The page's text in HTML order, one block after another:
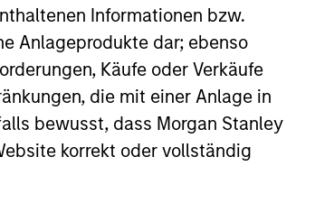
Informationen bzw.
Anlageprodukte dar; ebenso
Käufe oder Verkäufe
die mit einer Anlage in
bewusst, dass Morgan Stanley
korrekt oder vollständig